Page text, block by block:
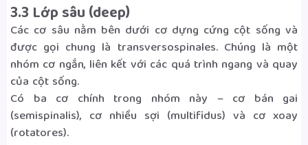
3.3 Lớp sâu (deep)
Các cơ sâu nằm bên dưới cơ dựng cứng cột sống và
được gọi chung là transversospinales. Chúng là một
nhóm cơ ngắn, liên kết với các quá trình ngang và quay
của cột sống.
Có ba cơ chính trong nhóm này – cơ bán gai
(semispinalis), cơ nhiều sợi (multifidus) và cơ xoay
(rotatores).